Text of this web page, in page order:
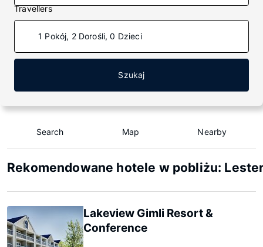
Travellers
1 Pokój, 2 Dorośli, 0 Dzieci
Szukaj
Search Map Nearby
Rekomendowane hotele w pobliżu:
Lakeview Gimli Resort &
Conference